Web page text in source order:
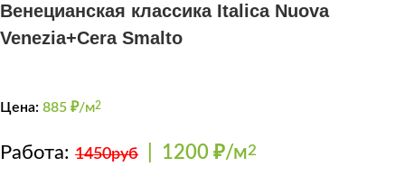
Венецианская классика Italica Nuova
Venezia+Cera Smalto
Цена: 885 ₽/м2
Работа: 1450руб 1200 ₽/м2